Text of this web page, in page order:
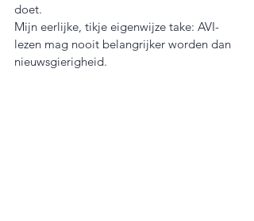
doet.
Mijn eerlijke, tikje eigenwijze take: AVI-
lezen mag nooit belangrijker worden dan
nieuwsgierigheid.